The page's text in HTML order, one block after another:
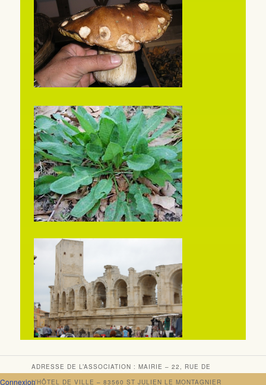
ADRESSE DE L’ASSOCIATION : MAIRIE – 22, RUE DE
L’HÔTEL DE VILLE – 83560 ST JULIEN LE MONTAGNIER
Connexion